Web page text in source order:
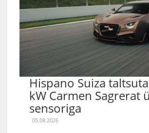
Hispano Suiza
kW Carmen Sagrerat
sensoriga
05.08.2026